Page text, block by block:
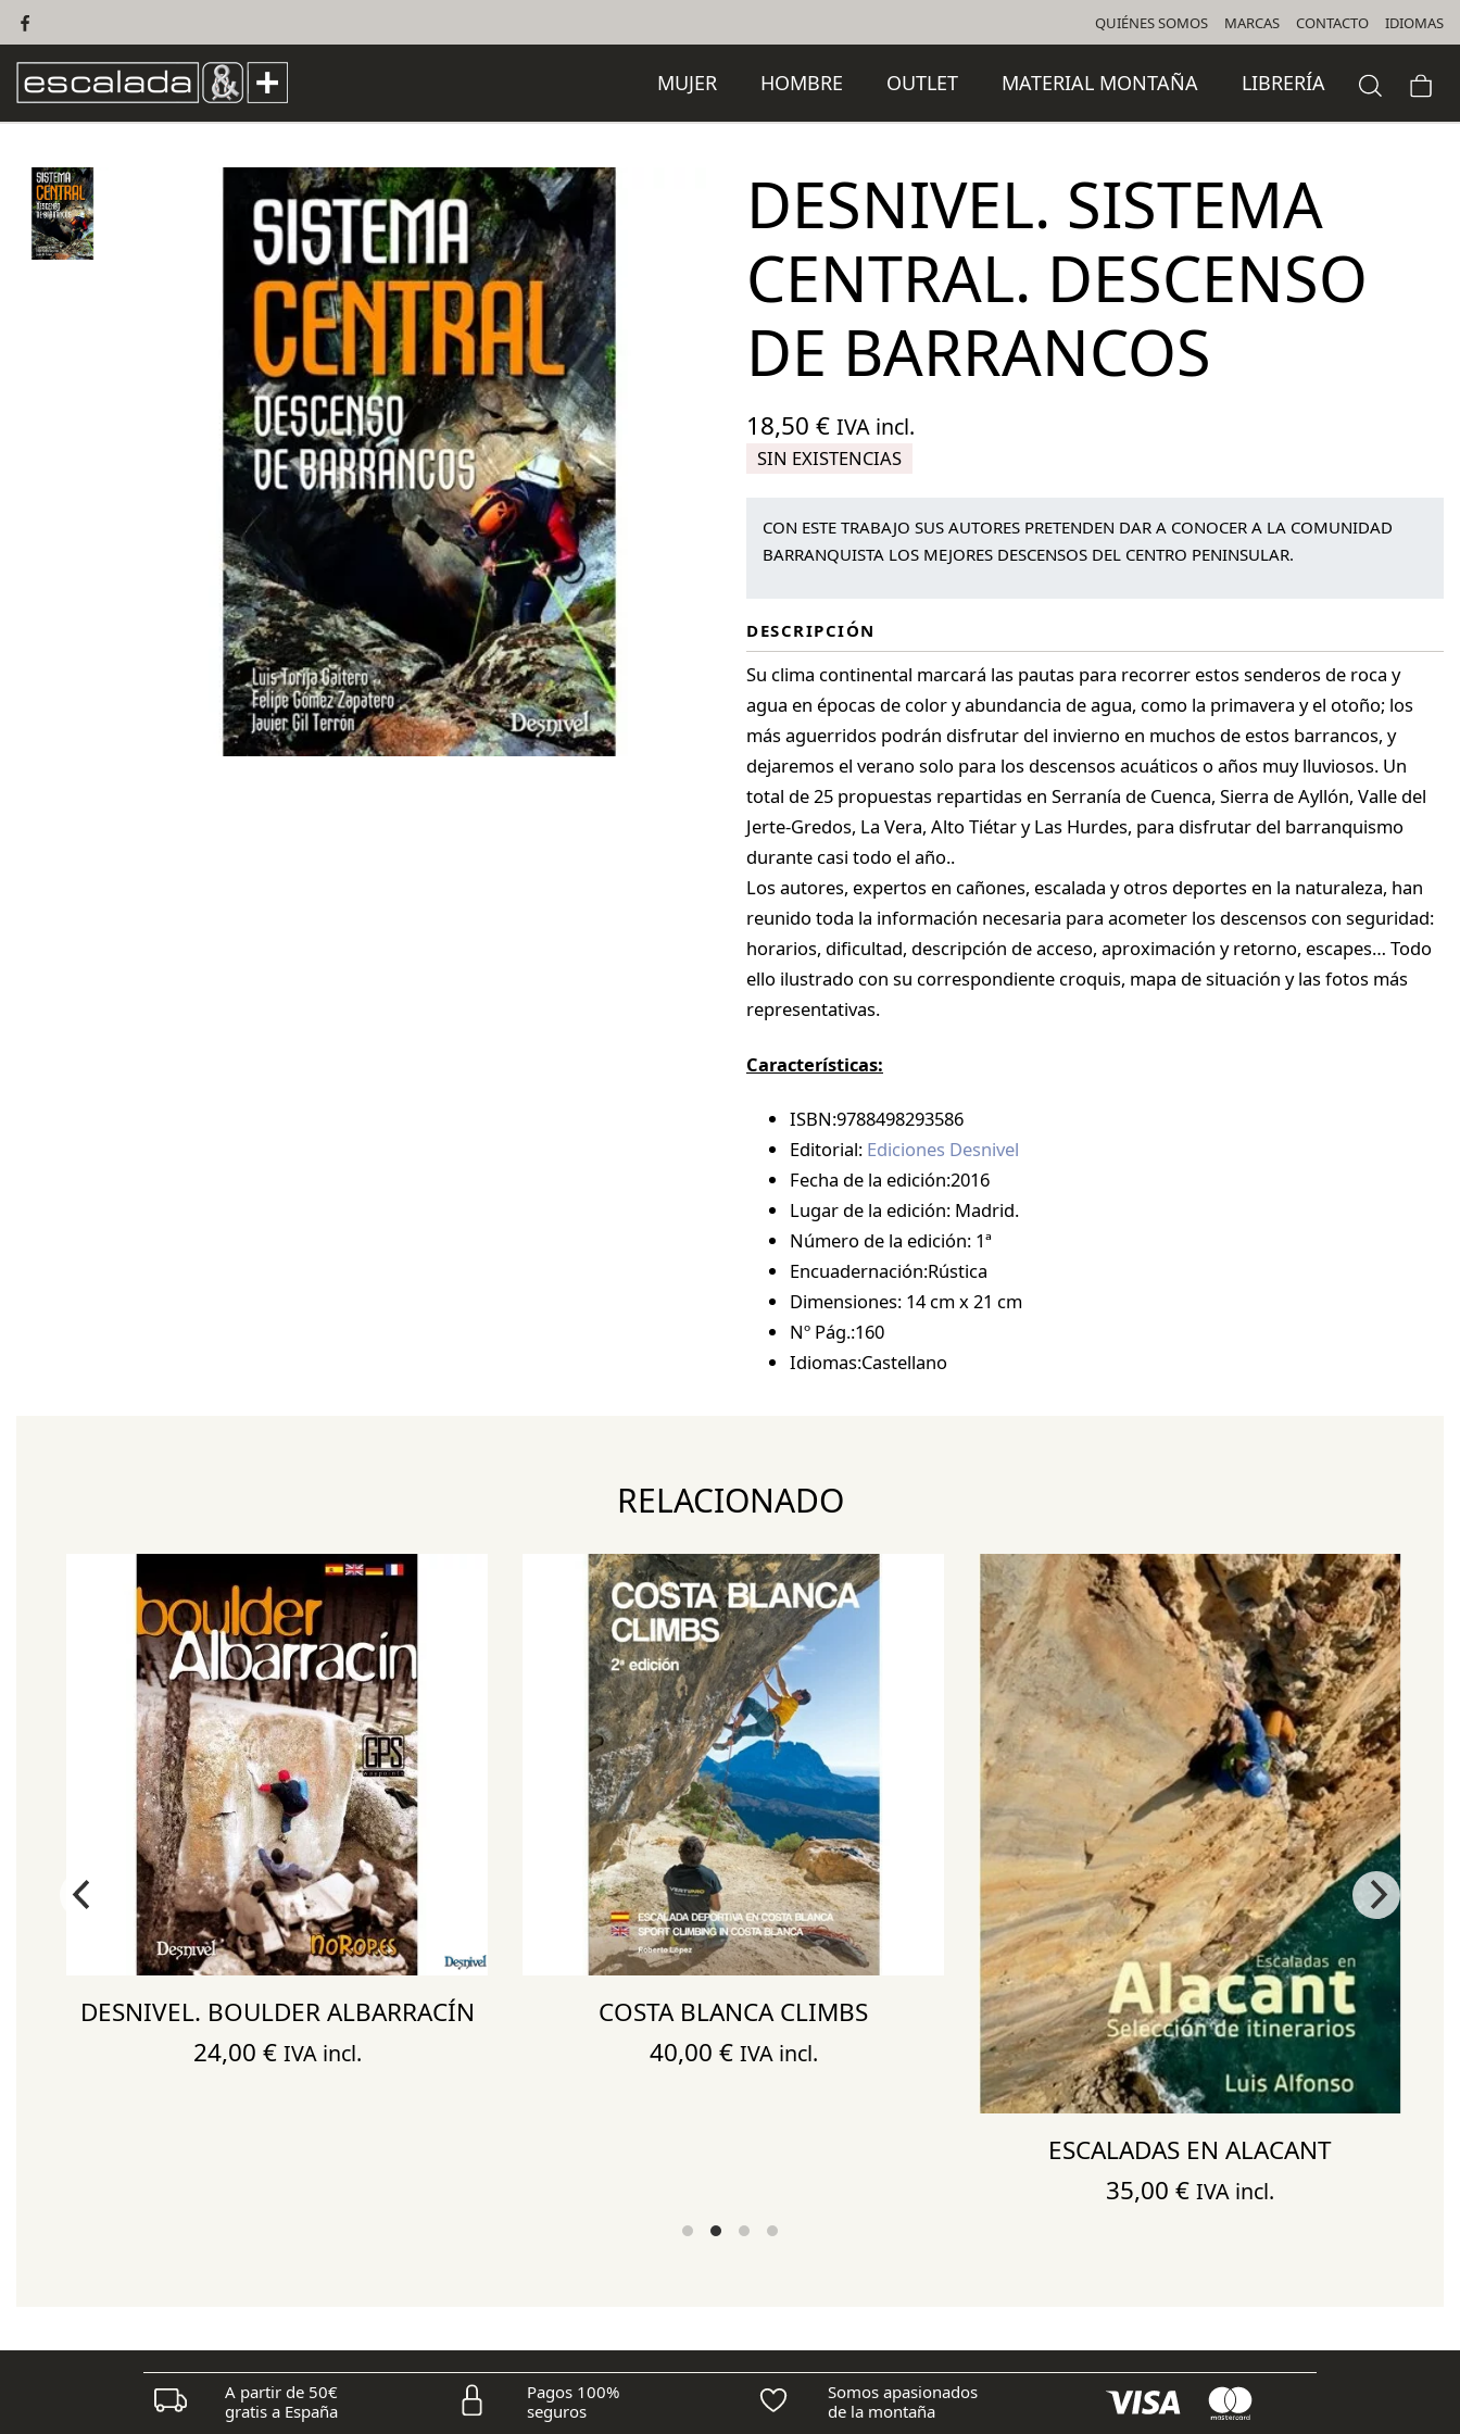
QUIÉNES SOMOS MARCAS CONTACTO IDIOMAS
MUJER HOMBRE OUTLET MATERIAL MONTAÑA LIBRERÍA
DESNIVEL. SISTEMA
CENTRAL. DESCENSO
DE BARRANCOS
18,50 € IVA incl.
SIN EXISTENCIAS
CON ESTE TRABAJO SUS AUTORES PRETENDEN DAR A CONOCER A LA COMUNIDAD
BARRANQUISTA LOS MEJORES DESCENSOS DEL CENTRO PENINSULAR.
DESCRIPCIÓN
Su clima continental marcará las pautas para recorrer estos senderos de roca y
agua en épocas de color y abundancia de agua, como la primavera y el otoño; los
más aguerridos podrán disfrutar del invierno en muchos de estos barrancos, y
dejaremos el verano solo para los descensos acuáticos o años muy lluviosos. Un
total de 25 propuestas repartidas en Serranía de Cuenca, Sierra de Ayllón, Valle del
Jerte-Gredos, La Vera, Alto Tiétar y Las Hurdes, para disfrutar del barranquismo
durante casi todo el año..
Los autores, expertos en cañones, escalada y otros deportes en la naturaleza, han
reunido toda la información necesaria para acometer los descensos con seguridad:
horarios, dificultad, descripción de acceso, aproximación y retorno, escapes… Todo
ello ilustrado con su correspondiente croquis, mapa de situación y las fotos más
representativas.
Características:
ISBN:9788498293586
Editorial: Ediciones Desnivel
Fecha de la edición:2016
Lugar de la edición: Madrid.
Número de la edición: 1ª
Encuadernación:Rústica
Dimensiones: 14 cm x 21 cm
Nº Pág.:160
Idiomas:Castellano
RELACIONADO
DESNIVEL. BOULDER ALBARRACÍN
24,00 € IVA incl.
COSTA BLANCA CLIMBS
40,00 € IVA incl.
ESCALADAS EN ALACANT
35,00 € IVA incl.
A partir de 50€
gratis a España
Pagos 100%
seguros
Somos apasionados
de la montaña